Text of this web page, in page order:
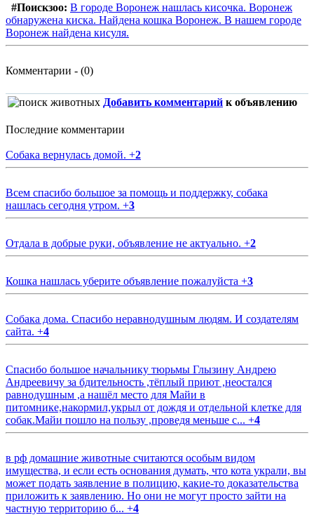
#Поискзоо: В городе Воронеж нашлась кисочка. Воронеж
обнаружена киска. Найдена кошка Воронеж. В нашем городе
Воронеж найдена кисуля.
Комментарии - (0)
Добавить комментарий к объявлению
Последние комментарии
Собака вернулась домой. +2
Всем спасибо большое за помощь и поддержку, собака
нашлась сегодня утром. +3
Отдала в добрые руки, объявление не актуально. +2
Кошка нашлась уберите объявление пожалуйста +3
Собака дома. Спасибо неравнодушным людям. И создателям
сайта. +4
Спасибо большое начальнику тюрьмы Глызину Андрею
Андреевичу за бдительность ,тёплый приют ,неостался
равнодушным ,а нашёл место для Майи в
питомнике,накормил,укрыл от дождя и отдельной клетке для
собак.Майи пошло на пользу ,проведя меньше с... +4
в рф домашние животные считаются особым видом
имущества, и если есть основания думать, что кота украли, вы
может подать заявление в полицию, какие-то доказательства
приложить к заявлению. Но они не могут просто зайти на
частную территорию б... +4